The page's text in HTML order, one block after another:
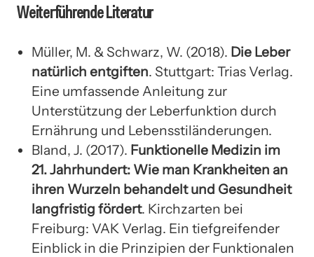
Weiterführende Literatur
Müller, M. & Schwarz, W. (2018). Die Leber
natürlich entgiften. Stuttgart: Trias Verlag.
Eine umfassende Anleitung zur
Unterstützung der Leberfunktion durch
Ernährung und Lebensstiländerungen.
Bland, J. (2017). Funktionelle Medizin im
21. Jahrhundert: Wie man Krankheiten an
ihren Wurzeln behandelt und Gesundheit
langfristig fördert. Kirchzarten bei
Freiburg: VAK Verlag. Ein tiefgreifender
Einblick in die Prinzipien der Funktionalen